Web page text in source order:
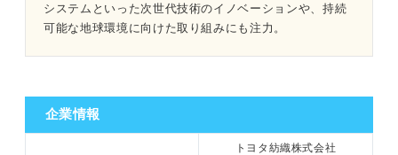
システムといった次世代技術のイノベーションや、持続
可能な地球環境に向けた取り組みにも注力。
トヨタ紡織株式会社
企業情報
①将来性が不安だから
②年功序列の社風だから
③パワハラがあり激務だから
④離職率が高いから